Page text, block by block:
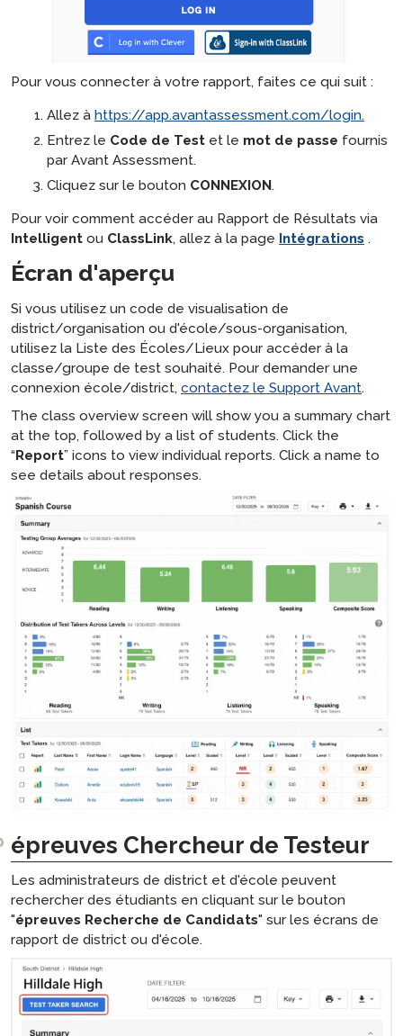
Pour vous connecter à votre rapport, faites ce qui suit :
Allez à https://app.avantassessment.com/login.
Entrez le Code de Test et le mot de passe fournis
par Avant Assessment.
Cliquez sur le bouton CONNEXION.
Pour voir comment accéder au Rapport de Résultats via
Intelligent ou ClassLink, allez à la page Intégrations .
Écran d'aperçu
Si vous utilisez un code de visualisation de
district/organisation ou d'école/sous-organisation,
utilisez la Liste des Écoles/Lieux pour accéder à la
classe/groupe de test souhaité. Pour demander une
connexion école/district, contactez le Support Avant.
The class overview screen will show you a summary chart
at the top, followed by a list of students. Click the
“Report” icons to view individual reports. Click a name to
see details about responses.
épreuves Chercheur de Testeur
Les administrateurs de district et d'école peuvent
rechercher des étudiants en cliquant sur le bouton
"épreuves Recherche de Candidats" sur les écrans de
rapport de district ou d'école.